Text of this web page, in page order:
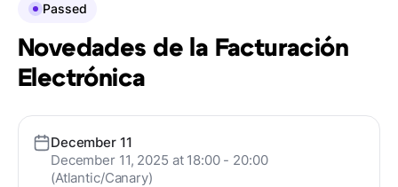
Passed
Novedades de la Facturación
Electrónica
December 11
December 11, 2025 at 18:00 - 20:00
(Atlantic/Canary)